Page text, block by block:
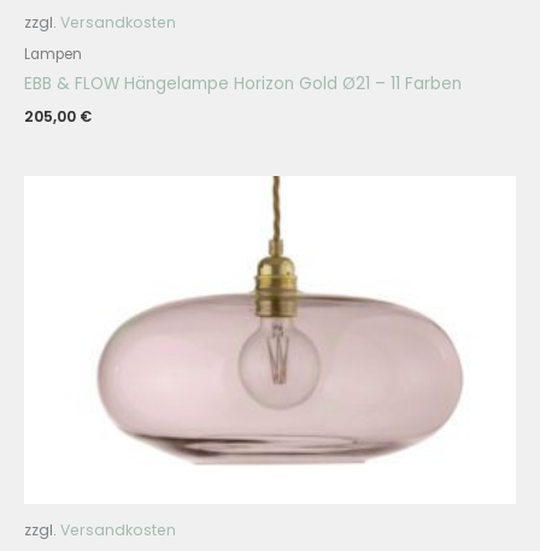
zzgl. Versandkosten
Lampen
EBB & FLOW Hängelampe Horizon Gold Ø21 – 11 Farben
205,00 €
zzgl. Versandkosten